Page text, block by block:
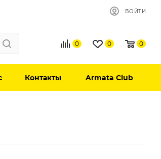
ВОЙТИ
0 0 0
Контакты Armata Club